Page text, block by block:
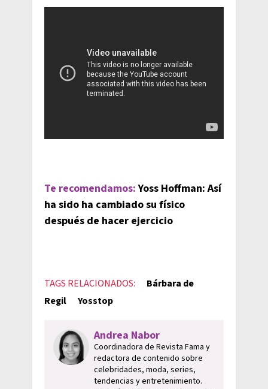
Te recomendamos: Yoss Hoffman: Así
ha sido ha cambiado su físico
después de hacer ejercicio
TAGS RELACIONADOS:
Bárbara de
Regil
Yosstop
Andrea Nabor
Coordinadora de Revista Fama y
redactora de contenido sobre
celebridades, moda, series,
tendencias y entretenimiento.